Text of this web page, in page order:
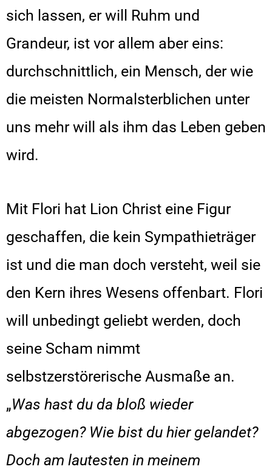
sich lassen, er will Ruhm und
Grandeur, ist vor allem aber eins:
durchschnittlich, ein Mensch, der wie
die meisten Normalsterblichen unter
uns mehr will als ihm das Leben geben
wird.
Mit Flori hat Lion Christ eine Figur
geschaffen, die kein Sympathieträger
ist und die man doch versteht, weil sie
den Kern ihres Wesens offenbart. Flori
will unbedingt geliebt werden, doch
seine Scham nimmt
selbstzerstörerische Ausmaße an.
„Was hast du da bloß wieder
abgezogen? Wie bist du hier gelandet?
Doch am lautesten in meinem